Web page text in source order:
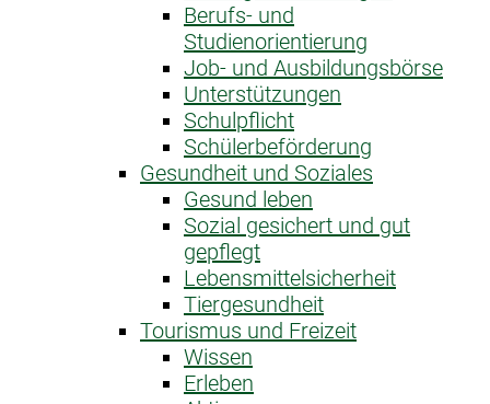
Berufs- und
Studienorientierung
Job- und Ausbildungsbörse
Unterstützungen
Schulpflicht
Schülerbeförderung
Gesundheit und Soziales
Gesund leben
Sozial gesichert und gut
gepflegt
Lebensmittelsicherheit
Tiergesundheit
Tourismus und Freizeit
Wissen
Erleben